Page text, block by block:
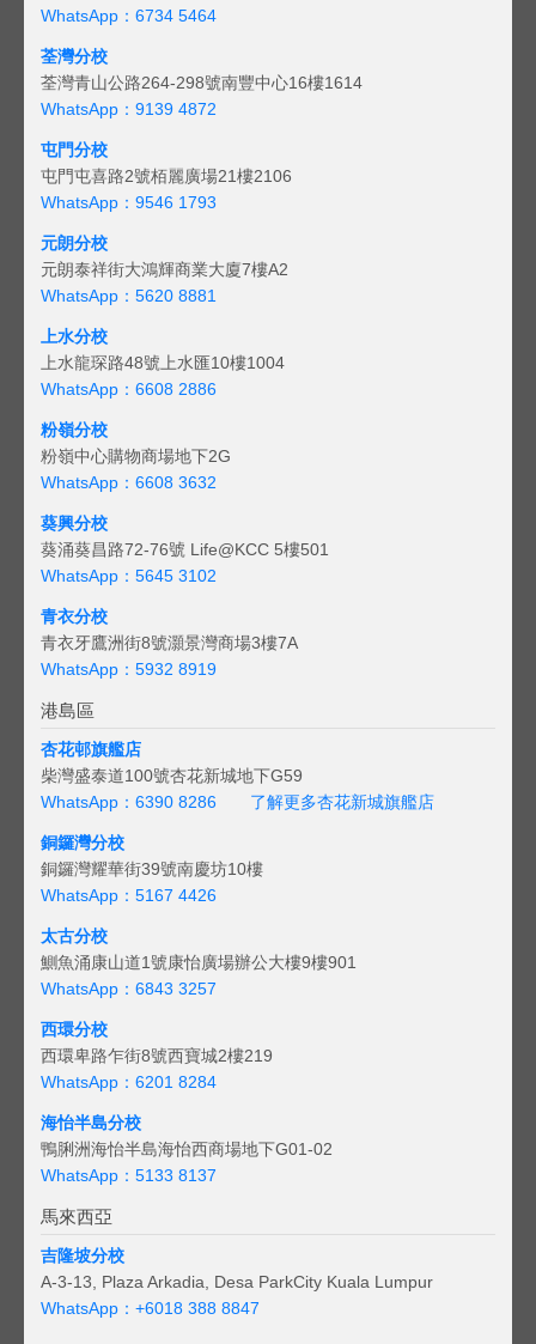
WhatsApp：6734 5464
荃灣分校
荃灣青山公路264-298號南豐中心16樓1614
WhatsApp：9139 4872
屯門分校
屯門屯喜路2號栢麗廣場21樓2106
WhatsApp：9546 1793
元朗分校
元朗泰祥街大鴻輝商業大廈7樓A2
WhatsApp：5620 8881
上水分校
上水龍琛路48號上水匯10樓1004
WhatsApp：6608 2886
粉嶺分校
粉嶺中心購物商場地下2G
WhatsApp：6608 3632
葵興分校
葵涌葵昌路72-76號 Life@KCC 5樓501
WhatsApp：5645 3102
青衣分校
青衣牙鷹洲街8號灝景灣商場3樓7A
WhatsApp：5932 8919
港島區
杏花邨旗艦店
柴灣盛泰道100號杏花新城地下G59
WhatsApp：6390 8286
了解更多杏花新城旗艦店
銅鑼灣分校
銅鑼灣耀華街39號南慶坊10樓
WhatsApp：5167 4426
太古分校
鰂魚涌康山道1號康怡廣場辦公大樓9樓901
WhatsApp：6843 3257
西環分校
西環卑路乍街8號西寶城2樓219
WhatsApp：6201 8284
海怡半島分校
鴨脷洲海怡半島海怡西商場地下G01-02
WhatsApp：5133 8137
馬來西亞
吉隆坡分校
A-3-13, Plaza Arkadia, Desa ParkCity Kuala Lumpur
WhatsApp： +6018 388 8847